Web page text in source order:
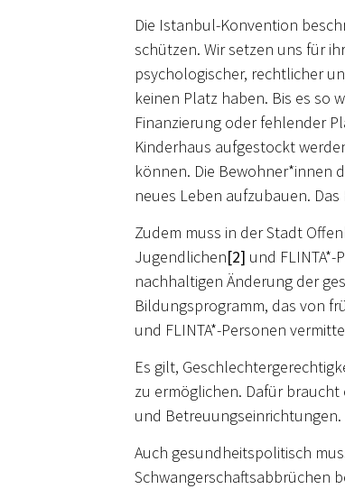
Die Istanbul-Konvention
schützen. Wir setzen uns für
psychologischer, rechtlicher
keinen Platz haben. Bis es so
Finanzierung oder fehlender
Kinderhaus aufgestockt
können. Die Bewohner*innen
neues Leben aufzubauen.
Zudem muss in der Stadt
Jugendlichen[2] und
nachhaltigen Änderung der
Bildungsprogramm, das von
und FLINTA*-Personen
Es gilt,
zu ermöglichen. Dafür
und Betreuungseinrichtungen.
Auch gesundheitspolitisch
Schwangerschaftsabbrüchen